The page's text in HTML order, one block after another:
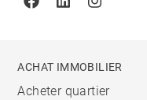
FacebookLinkedinInstagram
ACHAT IMMOBILIER
Acheter quartier